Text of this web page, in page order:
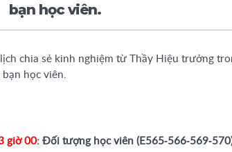
bạn học viên.
chia sẻ kinh nghiệm từ Thầy Hiệu trưởng
học viên.
giờ 00: Đối tượng học viên (E565-566-569-